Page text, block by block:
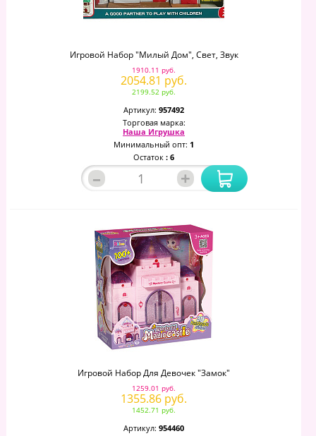
Игровой Набор "Милый Дом", Свет, Звук
1910.11 руб.
2054.81 руб.
2199.52 руб.
Артикул: 957492
Торговая марка:
Наша Игрушка
Минимальный опт: 1
Остаток : 6
– +
Игровой Набор Для Девочек "Замок"
1259.01 руб.
1355.86 руб.
1452.71 руб.
Артикул: 954460